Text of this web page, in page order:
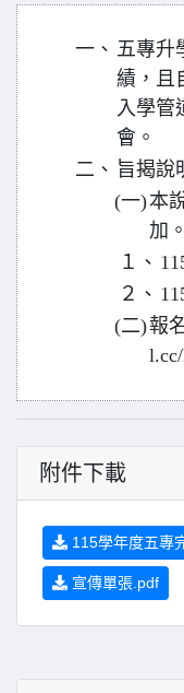
一、 五專升
績，且
入學管
會。
二、 旨揭說
(一)本
加
１、
２、
(二)報
附件下載
115學年度五專
宣傳單張.pdf